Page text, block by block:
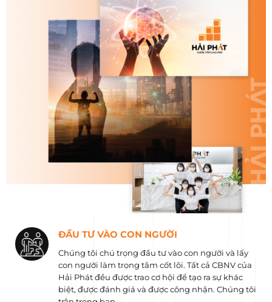
ĐẦU TƯ VÀO CON NGƯỜI
Chúng tôi chú trọng đầu tư vào con người và lấy
con người làm trọng tâm cốt lõi. Tất cả CBNV của
Hải Phát đều được trao cơ hội để tạo ra sự khác
biệt, được đánh giá và được công nhận. Chúng tôi